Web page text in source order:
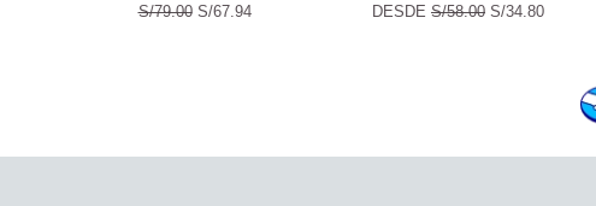
S/79.00S/67.94 DESDE S/58.00 S/34.80